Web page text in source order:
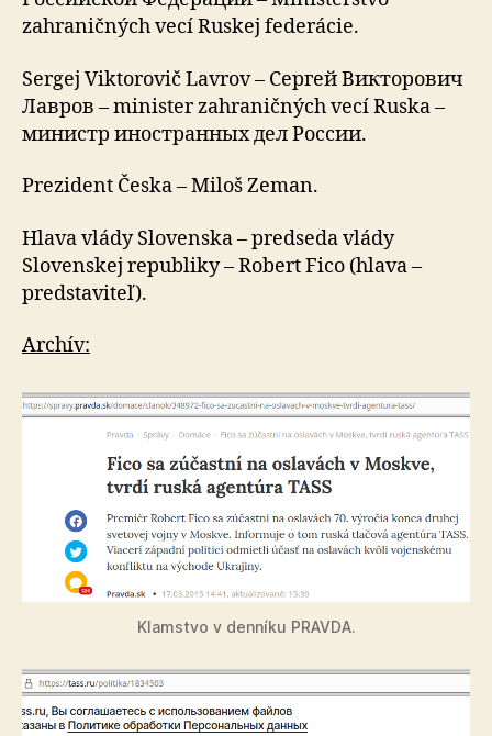
zahraničných vecí Ruskej federácie.
Sergej Viktorovič Lavrov – Сергей Викторович
Лавров – minister zahraničných vecí Ruska –
министр иностранных дел России.
Prezident Česka – Miloš Zeman.
Hlava vlády Slovenska – predseda vlády
Slovenskej republiky – Robert Fico (hlava –
predstaviteľ).
Archív:
Klamstvo v denníku PRAVDA.